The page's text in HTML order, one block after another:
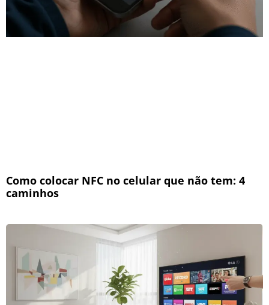
Como colocar NFC no celular que não tem: 4
caminhos